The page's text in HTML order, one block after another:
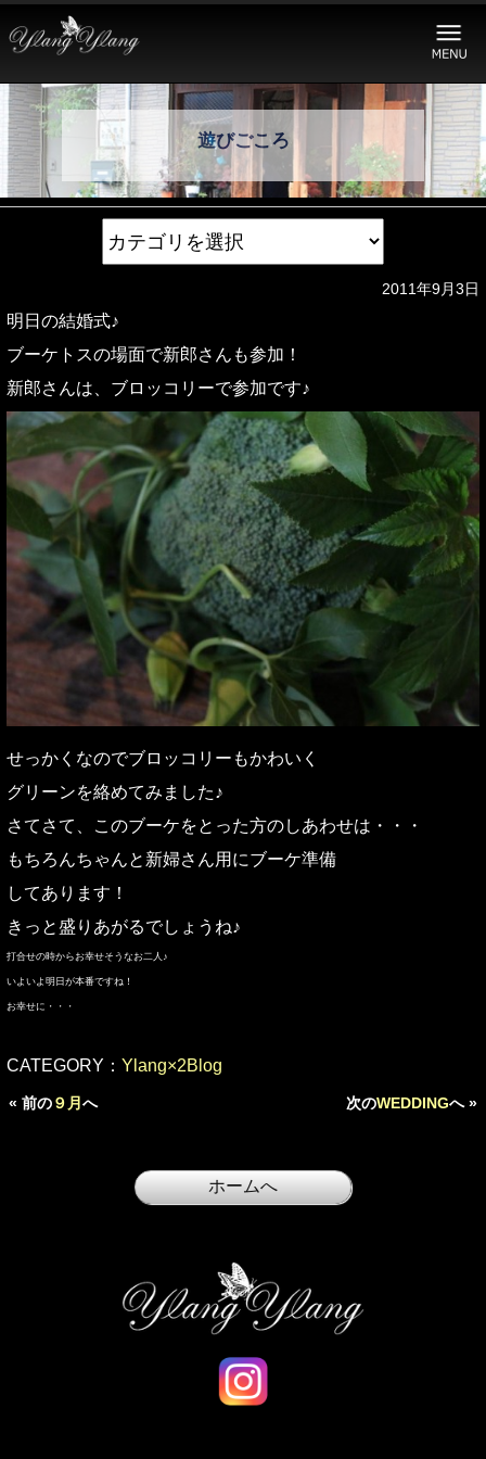
遊びごころ
2011年9月3日
明日の結婚式♪
ブーケトスの場面で新郎さんも参加！
新郎さんは、ブロッコリーで参加です♪
せっかくなのでブロッコリーもかわいく
グリーンを絡めてみました♪
さてさて、このブーケをとった方のしあわせは・・・
もちろんちゃんと新婦さん用にブーケ準備
してあります！
きっと盛りあがるでしょうね♪
打合せの時からお幸せそうなお二人♪
いよいよ明日が本番ですね！
お幸せに・・・
CATEGORY： Ylang×2Blog
« 前の９月 へ 次のWEDDINGへ »